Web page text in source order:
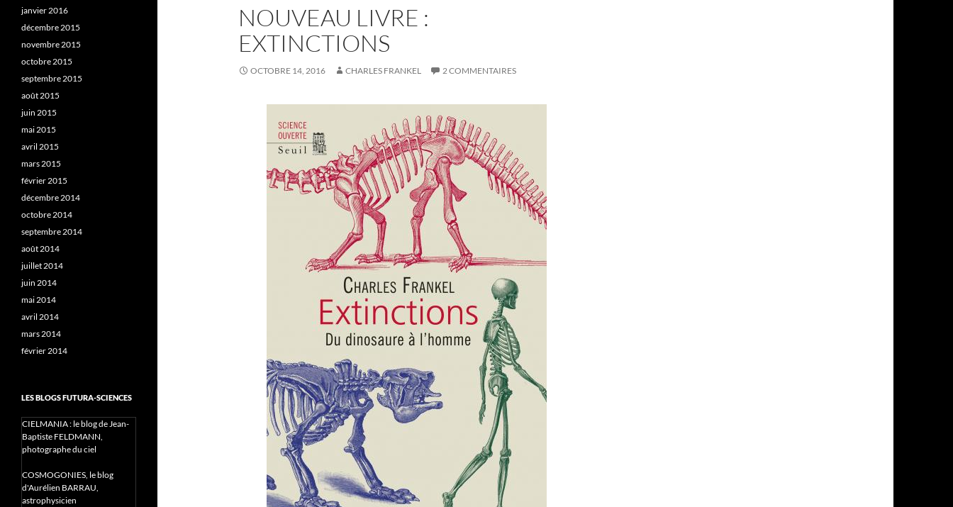
NOUVEAU LIVRE :
EXTINCTIONS
OCTOBRE 14, 2016 CHARLES FRANKEL 2 COMMENTAIRES
janvier 2016
décembre 2015
novembre 2015
octobre 2015
septembre 2015
août 2015
juin 2015
mai 2015
avril 2015
mars 2015
février 2015
décembre 2014
octobre 2014
septembre 2014
août 2014
juillet 2014
juin 2014
mai 2014
avril 2014
mars 2014
février 2014
LES BLOGS FUTURA-SCIENCES
CIELMANIA : le blog de Jean-
Baptiste FELDMANN,
photographe du ciel
COSMOGONIES, le blog
d'Aurélien BARRAU,
astrophysicien